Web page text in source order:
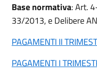
Base normativa: Art.
33/2013, e Delibere
PAGAMENTI II
PAGAMENTI I